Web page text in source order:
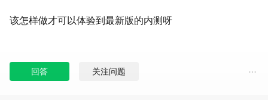
该怎样做才可以体验到最新版的内测呀
回答 关注问题